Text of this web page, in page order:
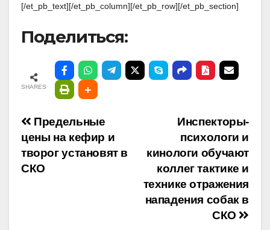
[/et_pb_text][/et_pb_column][/et_pb_row][/et_pb_section]
Поделиться:
SHARES
Навигация
по
записям
Инспекторы-
психологи и
кинологи обучают
коллег тактике и
технике отражения
нападения собак в
СКО
Предельные
цены на кефир и
творог установят в
СКО